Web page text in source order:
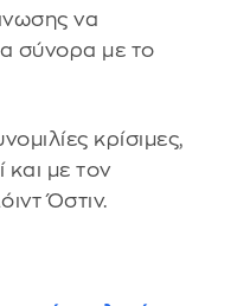
να
σύνορα με το
κρίσιμες,
με τον
Όστιν.